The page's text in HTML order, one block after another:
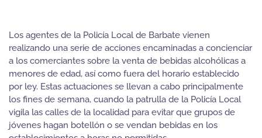
Los agentes de la Policía Local de Barbate vienen
realizando una serie de acciones encaminadas a concienciar
a los comerciantes sobre la venta de bebidas alcohólicas a
menores de edad, así como fuera del horario establecido
por ley. Estas actuaciones se llevan a cabo principalmente
los fines de semana, cuando la patrulla de la Policía Local
vigila las calles de la localidad para evitar que grupos de
jóvenes hagan botellón o se vendan bebidas en los